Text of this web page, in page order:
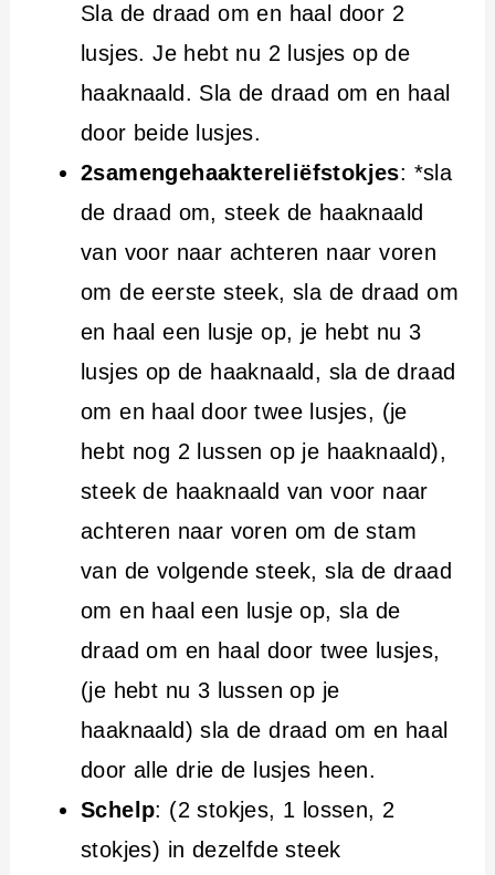
Sla de draad om en haal door 2
lusjes. Je hebt nu 2 lusjes op de
haaknaald. Sla de draad om en haal
door beide lusjes.
2samengehaaktereliëfstokjes: *sla
de draad om, steek de haaknaald
van voor naar achteren naar voren
om de eerste steek, sla de draad om
en haal een lusje op, je hebt nu 3
lusjes op de haaknaald, sla de draad
om en haal door twee lusjes, (je
hebt nog 2 lussen op je haaknaald),
steek de haaknaald van voor naar
achteren naar voren om de stam
van de volgende steek, sla de draad
om en haal een lusje op, sla de
draad om en haal door twee lusjes,
(je hebt nu 3 lussen op je
haaknaald) sla de draad om en haal
door alle drie de lusjes heen.
Schelp: (2 stokjes, 1 lossen, 2
stokjes) in dezelfde steek